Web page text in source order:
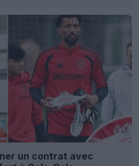
un contrat avec